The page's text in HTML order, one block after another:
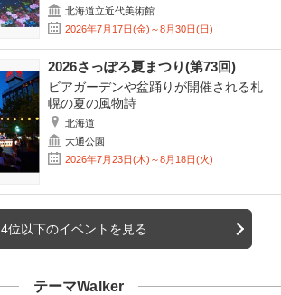
北海道立近代美術館
2026年7月17日(金)～8月30日(日)
2026さっぽろ夏まつり(第73回)
ビアガーデンや盆踊りが開催される札
幌の夏の風物詩
北海道
大通公園
2026年7月23日(木)～8月18日(火)
4位以下のイベントを見る
テーマWalker